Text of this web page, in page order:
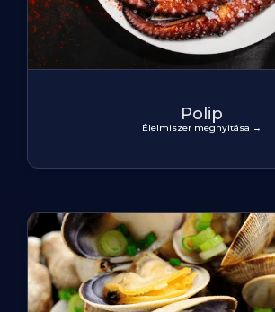
Polip
Élelmiszer megnyitása →